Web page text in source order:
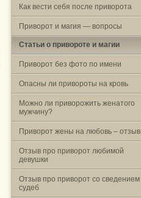
Как вести себя после приворота
Приворот и магия — вопросы
Статьи о привороте и магии
Приворот без фото по имени
Опасны ли привороты на кровь
Можно ли приворожить женатого
мужчину?
Приворот жены на любовь – отзыв
Отзыв про приворот любимой
девушки
Отзыв про приворот со сведением
судеб